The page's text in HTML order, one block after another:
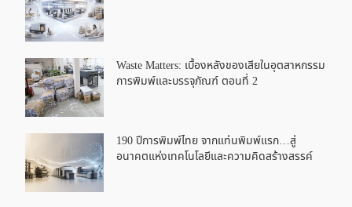
Waste Matters: เบื้องหลังของเสียในอุตสาหกรรม
การพิมพ์และบรรจุภัณฑ์ ตอนที่ 2
190 ปีการพิมพ์ไทย จากแท่นพิมพ์แรก…สู่
อนาคตแห่งเทคโนโลยีและความคิดสร้างสรรค์